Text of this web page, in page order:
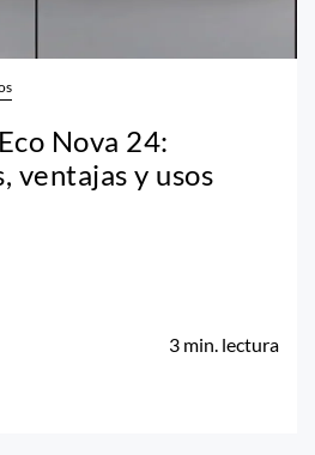
Nova 24:
ventajas y usos
3 min. lectura